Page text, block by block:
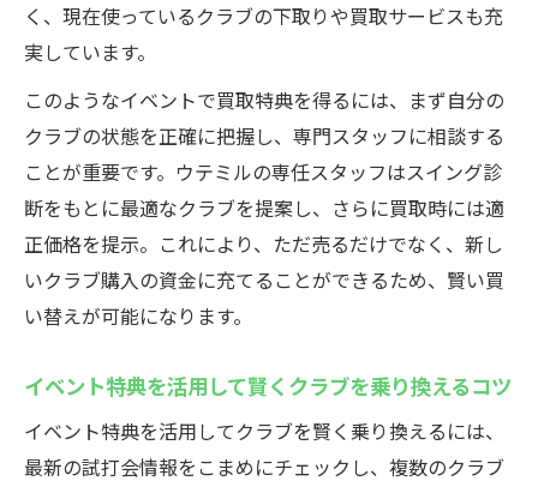
く、現在使っているクラブの下取りや買取サービスも充
実しています。
このようなイベントで買取特典を得るには、まず自分の
クラブの状態を正確に把握し、専門スタッフに相談する
ことが重要です。ウテミルの専任スタッフはスイング診
断をもとに最適なクラブを提案し、さらに買取時には適
正価格を提示。これにより、ただ売るだけでなく、新し
いクラブ購入の資金に充てることができるため、賢い買
い替えが可能になります。
イベント特典を活用して賢くクラブを乗り換えるコツ
イベント特典を活用してクラブを賢く乗り換えるには、
最新の試打会情報をこまめにチェックし、複数のクラブ